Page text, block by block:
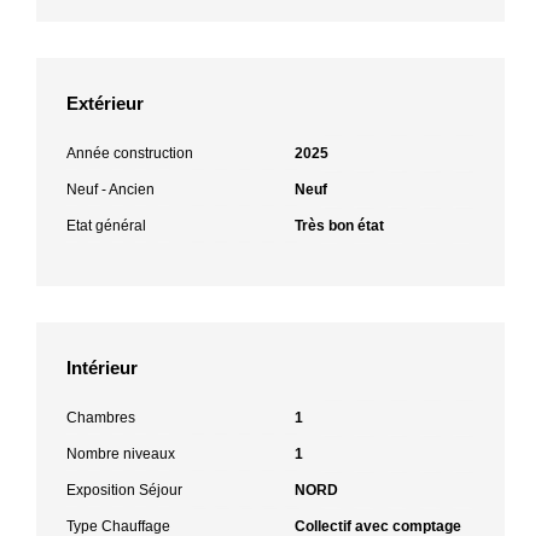
Extérieur
Année construction 2025
Neuf - Ancien Neuf
Etat général Très bon état
Intérieur
Chambres 1
Nombre niveaux 1
Exposition Séjour NORD
Type Chauffage
Collectif avec comptage